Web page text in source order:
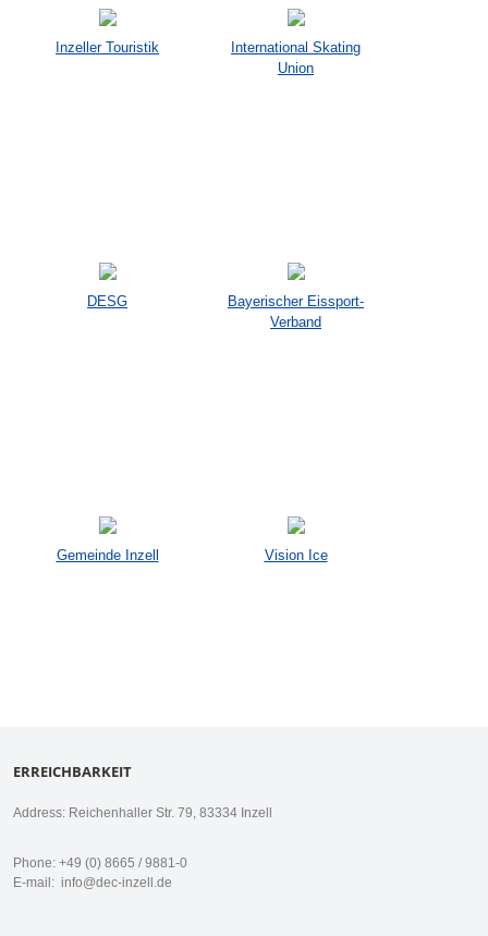
Inzeller Touristik
International Skating
Union
DESG
Bayerischer Eissport-
Verband
Gemeinde Inzell Vision Ice
ERREICHBARKEIT
Address: Reichenhaller Str. 79, 83334 Inzell
Phone: +49 (0) 8665 / 9881-0
E-mail: info@dec-inzell.de